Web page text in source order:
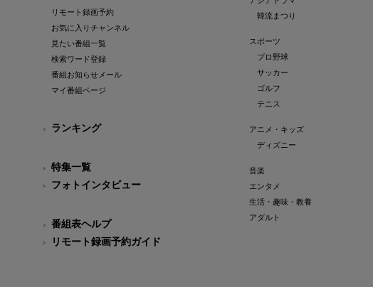
リモート録画予約
お気に入りチャンネル
見たい番組一覧
検索ワード登録
番組お知らせメール
マイ番組ページ
ランキング
特集一覧
フォトインタビュー
番組表ヘルプ
リモート録画予約ガイド
韓流まつり
スポーツ
プロ野球
サッカー
ゴルフ
テニス
アニメ・キッズ
ディズニー
音楽
エンタメ
生活・趣味・教養
アダルト